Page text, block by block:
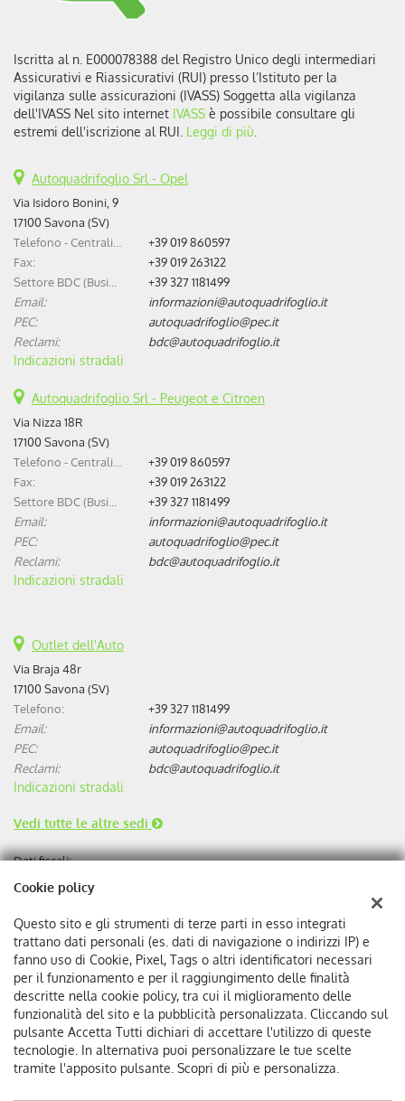
Iscritta al n. E000078388 del Registro Unico degli intermediari
Assicurativi e Riassicurativi (RUI) presso l’Istituto per la
vigilanza sulle assicurazioni (IVASS) Soggetta alla vigilanza
dell'IVASS Nel sito internet IVASS è possibile consultare gli
estremi dell'iscrizione al RUI. Leggi di più
Autoquadrifoglio Srl - Opel
Via Isidoro Bonini, 9
17100 Savona (SV)
+39 019 860597
Fax:
+39 019 263122
+39 327 1181499
Email:
informazioni@autoquadrifoglio.it
PEC:
autoquadrifoglio@pec.it
Reclami:
bdc@autoquadrifoglio.it
Indicazioni stradali
Autoquadrifoglio Srl - Peugeot e Citroen
Via Nizza 18R
17100 Savona (SV)
+39 019 860597
Fax:
+39 019 263122
+39 327 1181499
Email:
informazioni@autoquadrifoglio.it
PEC:
autoquadrifoglio@pec.it
Reclami:
bdc@autoquadrifoglio.it
Indicazioni stradali
Outlet dell'Auto
Via Braja 48r
17100 Savona (SV)
Telefono:
+39 327 1181499
Email:
informazioni@autoquadrifoglio.it
PEC:
autoquadrifoglio@pec.it
Reclami:
bdc@autoquadrifoglio.it
Indicazioni stradali
Vedi tutte le altre sedi
Dati fiscali:
Autoquadrifoglio s.r.l
Via Bonini, 9, 17100 Savona
C.F/P.IVA:00384510095
Registro delle imprese:SV
REA:SV-75293
Cookie policy
Questo sito e gli strumenti di terze parti in esso integrati
trattano dati personali (es. dati di navigazione o indirizzi IP) e
fanno uso di Cookie, Pixel, Tags o altri identificatori necessari
per il funzionamento e per il raggiungimento delle finalità
descritte nella cookie policy, tra cui il miglioramento delle
funzionalità del sito e la pubblicità personalizzata. Cliccando sul
pulsante Accetta Tutti dichiari di accettare l'utilizzo di queste
tecnologie. In alternativa puoi personalizzare le tue scelte
tramite l'apposito pulsante. Scopri di più e personalizza.